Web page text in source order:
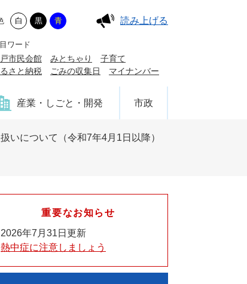
白 黒 青 読み上げる
ワード
市民会館 みとちゃり
子育て
さと納税
ごみの収集日 マイナンバー
産業・しごと・開発 市政
いについて（令和7年4月1日以降）
重要なお知らせ
2026年7月31日更新
熱中症に注意しましょう